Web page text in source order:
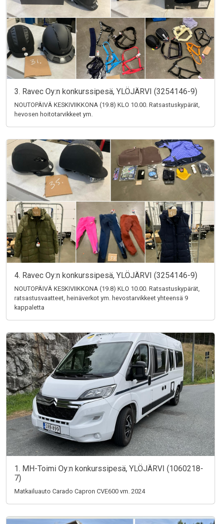
3. Ravec Oy:n konkurssipesä, YLÖJÄRVI (3254146-9)
NOUTOPÄIVÄ KESKIVIIKKONA (19.8) KLO 10.00. Ratsastuskypärät,
hevosen hoitotarvikkeet ym.
4. Ravec Oy:n konkurssipesä, YLÖJÄRVI (3254146-9)
NOUTOPÄIVÄ KESKIVIIKKONA (19.8) KLO 10.00. Ratsastuskypärät,
ratsastusvaatteet, heinäverkot ym. hevostarvikkeet yhteensä 9
kappaletta
1. MH-Toimi Oy:n konkurssipesä, YLÖJÄRVI (1060218-
7)
Matkailuauto Carado Capron CVE600 vm. 2024